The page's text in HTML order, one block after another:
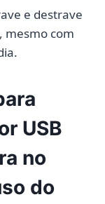
e destrave
mesmo com
USB
no
do